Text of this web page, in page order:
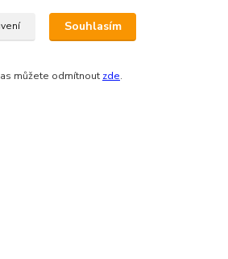
EVTERINKA.CZ
Souhlasím
můžete odmítnout zde.